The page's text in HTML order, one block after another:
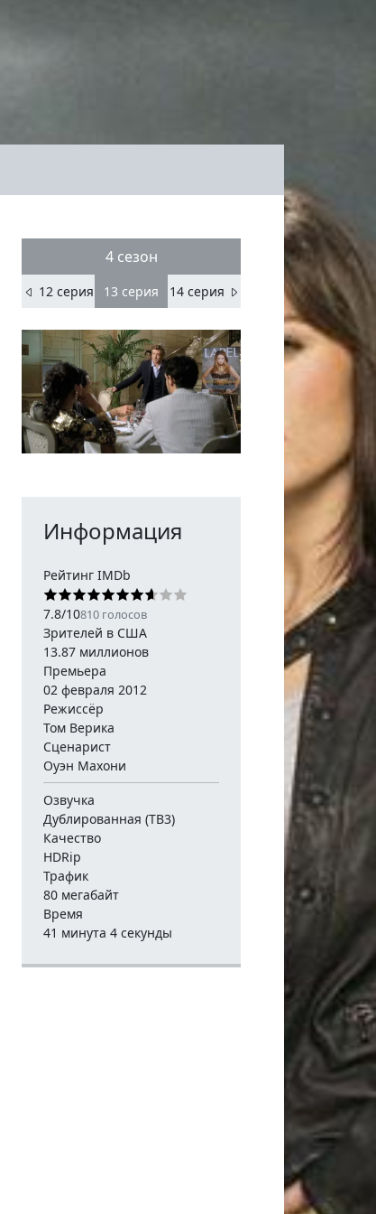
4 сезон
12 серия 13 серия 14 серия
Информация
Рейтинг IMDb
7.8/10810 голосов
Зрителей в США
13.87 миллионов
Премьера
02 февраля 2012
Режиссёр
Том Верика
Сценарист
Оуэн Махони
Озвучка
Дублированная (ТВ3)
Качество
HDRip
Трафик
80 мегабайт
Время
41 минута 4 секунды